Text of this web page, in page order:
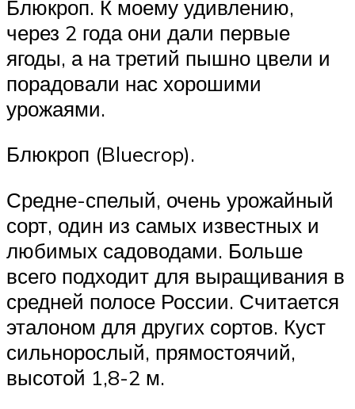
Блюкроп. К моему удивлению,
через 2 года они дали первые
ягоды, а на третий пышно цвели и
порадовали нас хорошими
урожаями.
Блюкроп (Bluecrop).
Средне-спелый, очень урожайный
сорт, один из самых известных и
любимых садоводами. Больше
всего подходит для выращивания в
средней полосе России. Считается
эталоном для других сортов. Куст
сильнорослый, прямостоячий,
высотой 1,8-2 м.